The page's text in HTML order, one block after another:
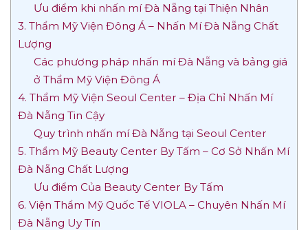
Ưu điểm khi nhấn mí Đà Nẵng tại Thiện Nhân
3. Thẩm Mỹ Viện Đông Á – Nhấn Mí Đà Nẵng Chất
Lượng
Các phương pháp nhấn mí Đà Nẵng và bảng giá
ở Thẩm Mỹ Viện Đông Á
4. Thẩm Mỹ Viện Seoul Center – Địa Chỉ Nhấn Mí
Đà Nẵng Tin Cậy
Quy trình nhấn mí Đà Nẵng tại Seoul Center
5. Thẩm Mỹ Beauty Center By Tấm – Cơ Sở Nhấn Mí
Đà Nẵng Chất Lượng
Ưu điểm Của Beauty Center By Tấm
6. Viện Thẩm Mỹ Quốc Tế VIOLA – Chuyên Nhấn Mí
Đà Nẵng Uy Tín